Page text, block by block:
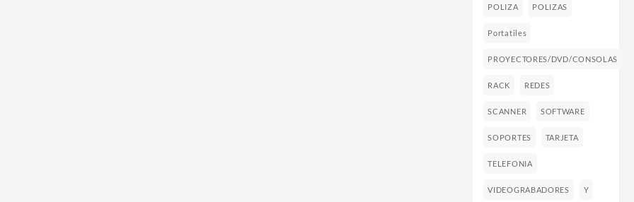
POLIZA POLIZAS
Portatiles
PROYECTORES/DVD/CONSOLAS
RACK REDES
SCANNER SOFTWARE
SOPORTES TARJETA
TELEFONIA
VIDEOGRABADORES Y